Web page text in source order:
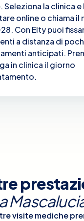
Seleziona la clinica
online o chiama il
Con Elty puoi
a distanza di
anticipati.
in clinica il giorno
a
visite mediche